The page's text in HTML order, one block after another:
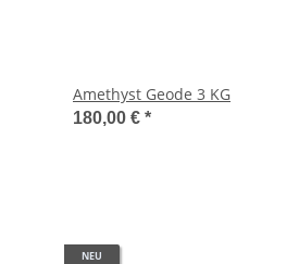
Amethyst Geode 3 KG
180,00 € *
NEU